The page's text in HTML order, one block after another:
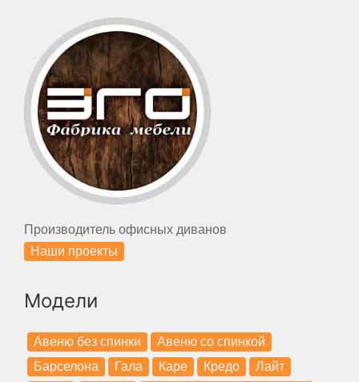
Производитель офисных диванов
Наши проекты
Модели
Авеню без спинки
Авеню со спинкой
Барселона
Гала Каре Кредо
Лайт